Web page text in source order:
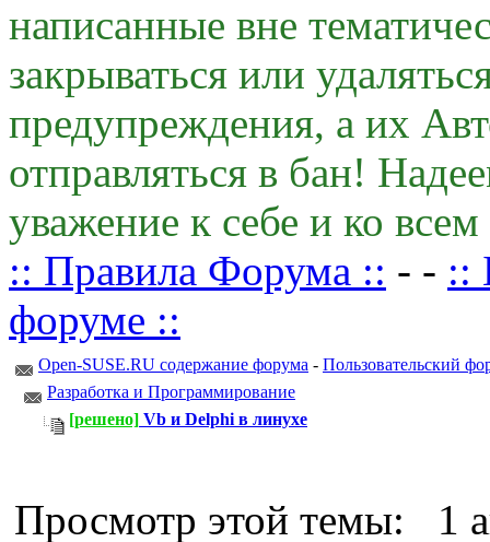
написанные вне
закрываться или
предупреждения, а их
отправляться в бан!
уважение к себе и ко
:: Правила Форума :: - - ::
форуме ::
Open-SUSE.RU содержание форума - Пользовательский
Разработка и Программирование
[решено] Vb и Delphi в линухе
Просмотр этой темы: 1